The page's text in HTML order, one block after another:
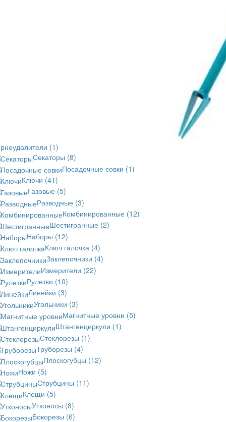
(1)
Секаторы (8)
Посадочные совки (1)
Ключи (41)
Газовые (5)
Разводные (3)
Комбинированные (12)
Шестигранные (2)
Наборы (12)
Ключ галочка (4)
Заклепочники (4)
Измерители (22)
Рулетки (10)
Линейки (3)
Угольники (3)
Магнитные уровни (5)
Штангенциркули (1)
Стеклорезы (1)
Труборезы (4)
Плоскогубцы (12)
Ножи (5)
Струбцины (11)
Клещи (5)
Утконосы (8)
Бокорезы (6)